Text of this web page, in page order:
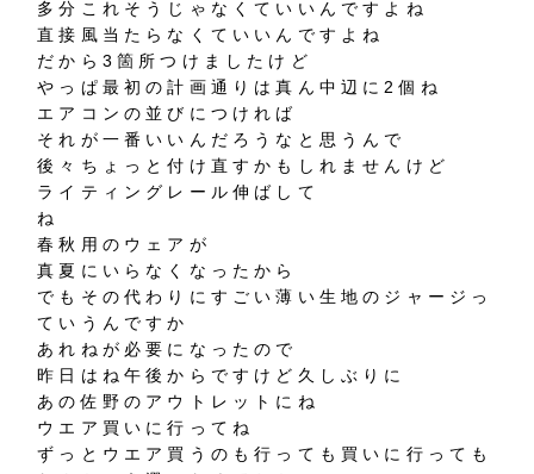
多分これそうじゃなくていいんですよね
直接風当たらなくていいんですよね
だから3箇所つけましたけど
やっぱ最初の計画通りは真ん中辺に2個ね
エアコンの並びにつければ
それが一番いいんだろうなと思うんで
後々ちょっと付け直すかもしれませんけど
ライティングレール伸ばして
ね
春秋用のウェアが
真夏にいらなくなったから
でもその代わりにすごい薄い生地のジャージっ
ていうんですか
あれねが必要になったので
昨日はね午後からですけど久しぶりに
あの佐野のアウトレットにね
ウエア買いに行ってね
ずっとウエア買うのも行っても買いに行っても